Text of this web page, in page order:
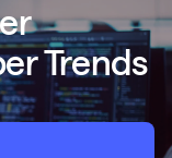
Trends